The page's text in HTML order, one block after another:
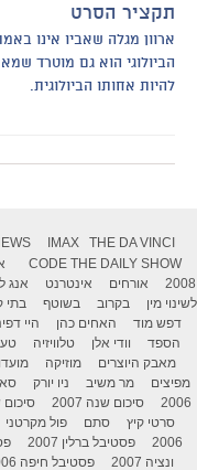
תקציר הסרט
ארוון מגלה שאביו אינו
הביולוגי הוא גם מוטרד
להיות אחותו הביולוגית.
IMAX
THE DA VINCI
CODE THE DAILY SHOW
2008
אורחים אינטרנט אנג
לשינוי מין
בקרוב בשוטף בתי
דפש מוד
האחים כהן היי
הספד
וודי אלן טלוויזיה
מאבק היוצרים
מוזיקה
מפיצים
מר משיב ניו יורק
2006
סיכום שנה 2007 סיכום
סרטי קיץ
סתם פול מקרטני
2006
פסטיבל ברלין 2007
ונציה 2007
פסטיבל חיפה 2006